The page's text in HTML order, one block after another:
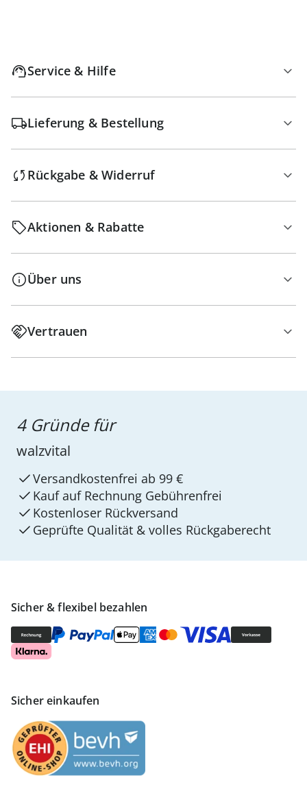
Service & Hilfe
Lieferung & Bestellung
Rückgabe & Widerruf
Aktionen & Rabatte
Über uns
Vertrauen
Sicher & flexibel bezahlen
Sicher einkaufen
4 Gründe für
walzvital
Versandkostenfrei ab 99 €
Kauf auf Rechnung Gebührenfrei
Kostenloser Rückversand
Geprüfte Qualität & volles Rückgaberecht